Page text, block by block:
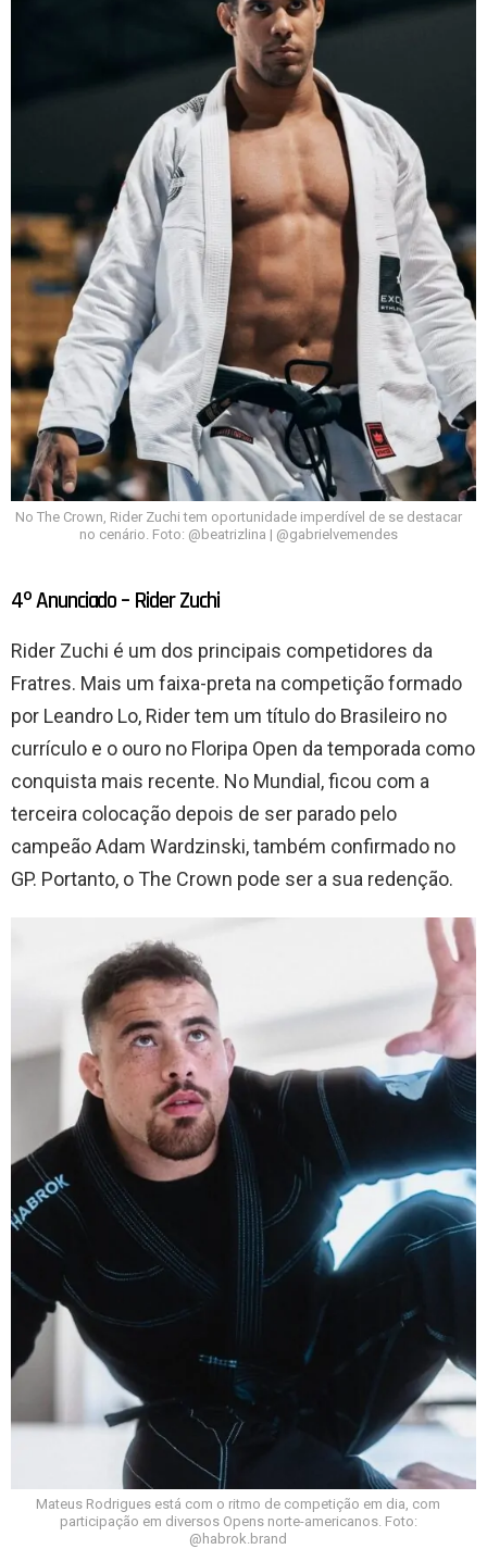
No The Crown, Rider Zuchi tem oportunidade imperdível de se destacar
no cenário. Foto: @beatrizlina | @gabrielvemendes
4º Anunciado – Rider Zuchi
Rider Zuchi é um dos principais competidores da
Fratres. Mais um faixa-preta na competição formado
por Leandro Lo, Rider tem um título do Brasileiro no
currículo e o ouro no Floripa Open da temporada como
conquista mais recente. No Mundial, ficou com a
terceira colocação depois de ser parado pelo
campeão Adam Wardzinski, também confirmado no
GP. Portanto, o The Crown pode ser a sua redenção.
Mateus Rodrigues está com o ritmo de competição em dia, com
participação em diversos Opens norte-americanos. Foto:
@habrok.brand